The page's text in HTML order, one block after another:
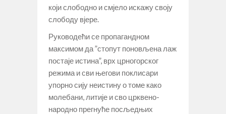
који слободно и смјело искажу своју
слободу вјере.
Руководећи се пропагандном
максимом да ”стопут поновљена лаж
постаје истина”, врх црногорског
режима и сви његови поклисари
упорно сију неистину о томе како
молебани, литије и сво црквено-
народно прегнуће посљедњих